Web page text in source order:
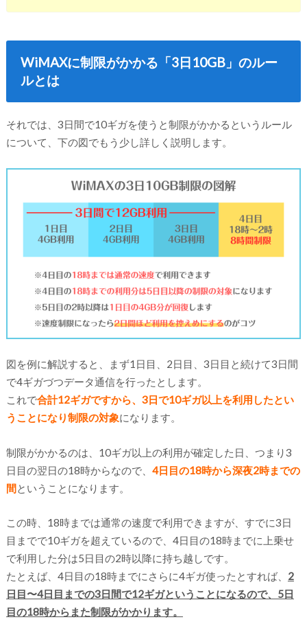
WiMAXに制限がかかる「3日10GB」のルー
ルとは
それでは、3日間で10ギガを使うと制限がかかるというルール
について、下の図でもう少し詳しく説明します。
図を例に解説すると、まず1日目、2日目、3日目と続けて3日間
で4ギガづつデータ通信を行ったとします。
これで合計12ギガですから、3日で10ギガ以上を利用したとい
うことになり制限の対象になります。
制限がかかるのは、10ギガ以上の利用が確定した日、つまり3
日目の翌日の18時からなので、 4日目の18時から深夜2時までの
間ということになります。
この時、18時までは通常の速度で利用できますが、すでに3日
目までで10ギガを超えているので、4日目の18時までに上乗せ
で利用した分は5日目の2時以降に持ち越しです。
たとえば、4日目の18時までにさらに4ギガ使ったとすれば、 2
日目〜4日目までの3日間で12ギガということになるので、5日
目の18時からまた制限がかかります。